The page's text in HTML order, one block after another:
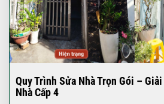
Quy Trình Sửa Nhà Trọn Gói –
Nhà Cấp 4